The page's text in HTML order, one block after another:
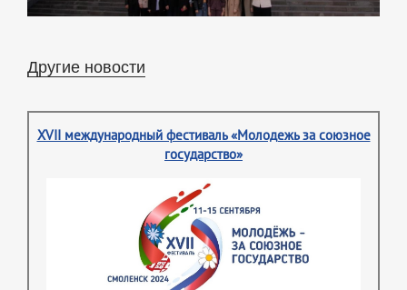
Другие новости
XVII международный фестиваль «Молодежь за союзное
государство»